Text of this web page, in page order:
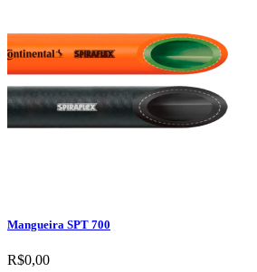
Mangueira SPT 700
R$0,00